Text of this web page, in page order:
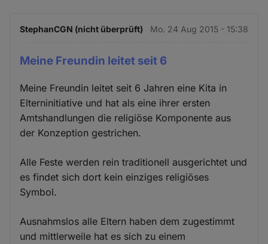
StephanCGN (nicht überprüft) Mo. 24 Aug 2015 - 15:38
Meine Freundin leitet seit 6
Meine Freundin leitet seit 6 Jahren eine Kita in
Elterninitiative und hat als eine ihrer ersten
Amtshandlungen die religiöse Komponente aus
der Konzeption gestrichen.
Alle Feste werden rein traditionell ausgerichtet und
es findet sich dort kein einziges religiöses
Symbol.
Ausnahmslos alle Eltern haben dem zugestimmt
und mittlerweile hat es sich zu einem